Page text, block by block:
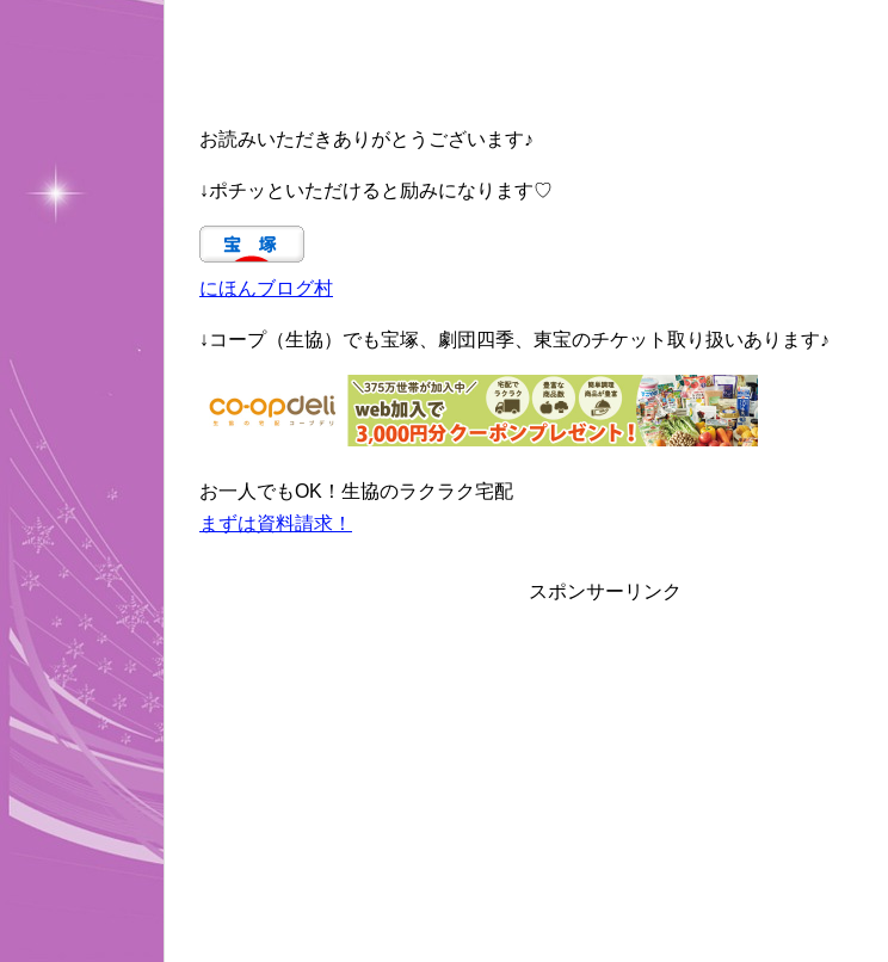
お読みいただきありがとうございます♪
↓ポチッといただけると励みになります♡
にほんブログ村
↓コープ（生協）でも宝塚、劇団四季、東宝のチケット取り扱いあります♪
お一人でもOK！生協のラクラク宅配
まずは資料請求！
スポンサーリンク